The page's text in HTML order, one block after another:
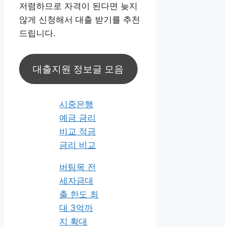
저렴하므로 자격이 된다면 늦지
않게 신청해서 대출 받기를 추천
드립니다.
대출지원 정보글 모음
시중은행
예금 금리
비교 적금
금리 비교
버팀목 전
세자금대
출 한도 최
대 3억까
지 확대